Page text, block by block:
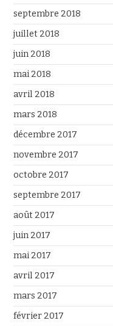
septembre 2018
juillet 2018
juin 2018
mai 2018
avril 2018
mars 2018
décembre 2017
novembre 2017
octobre 2017
septembre 2017
août 2017
juin 2017
mai 2017
avril 2017
mars 2017
février 2017